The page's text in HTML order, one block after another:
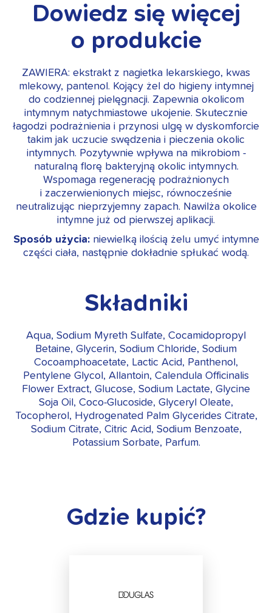
Dowiedz się więcej
o produkcie
ZAWIERA: ekstrakt z nagietka lekarskiego, kwas
mlekowy, pantenol. Kojący żel do higieny intymnej
do codziennej pielęgnacji. Zapewnia okolicom
intymnym natychmiastowe ukojenie. Skutecznie
łagodzi podrażnienia i przynosi ulgę w dyskomforcie
takim jak uczucie swędzenia i pieczenia okolic
intymnych. Pozytywnie wpływa na mikrobiom -
naturalną florę bakteryjną okolic intymnych.
Wspomaga regenerację podrażnionych
i zaczerwienionych miejsc, równocześnie
neutralizując nieprzyjemny zapach. Nawilża okolice
intymne już od pierwszej aplikacji.
Sposób użycia:niewielką ilością żelu umyć intymne
części ciała, następnie dokładnie spłukać wodą.
Składniki
Aqua, Sodium Myreth Sulfate, Cocamidopropyl
Betaine, Glycerin, Sodium Chloride, Sodium
Cocoamphoacetate, Lactic Acid, Panthenol,
Pentylene Glycol, Allantoin, Calendula Officinalis
Flower Extract, Glucose, Sodium Lactate, Glycine
Soja Oil, Coco-Glucoside, Glyceryl Oleate,
Tocopherol, Hydrogenated Palm Glycerides Citrate,
Sodium Citrate, Citric Acid, Sodium Benzoate,
Potassium Sorbate, Parfum.
Gdzie kupić?